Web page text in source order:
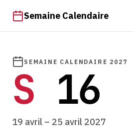
Semaine Calendaire
SEMAINE CALENDAIRE 2027
S16
19 avril – 25 avril 2027